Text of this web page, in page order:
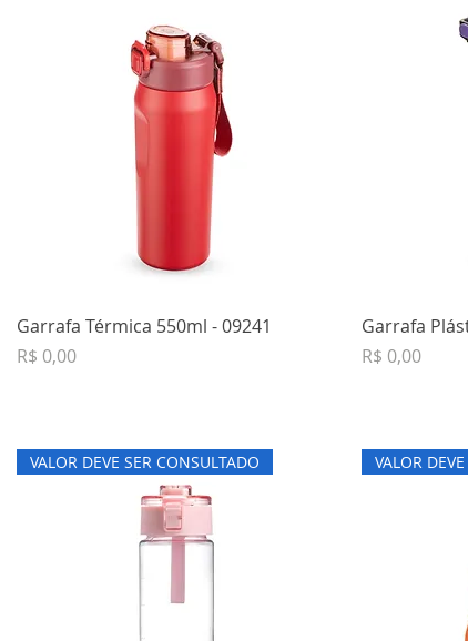
Garrafa Térmica 550ml - 09241
Preço
R$ 0,00
Garrafa
Preço
R$ 0,00
VALOR DEVE SER CONSULTADO VALOR